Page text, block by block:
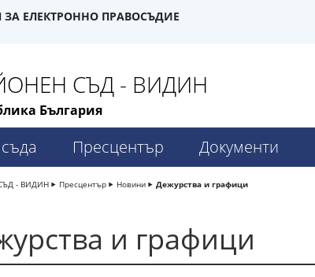
ЕЛЕКТРОННО ПРАВОСЪДИЕ
СЪД - ВИДИН
България
Пресцентър Документи
- ВИДИН Пресцентър Новини Дежурства и графици
и графици